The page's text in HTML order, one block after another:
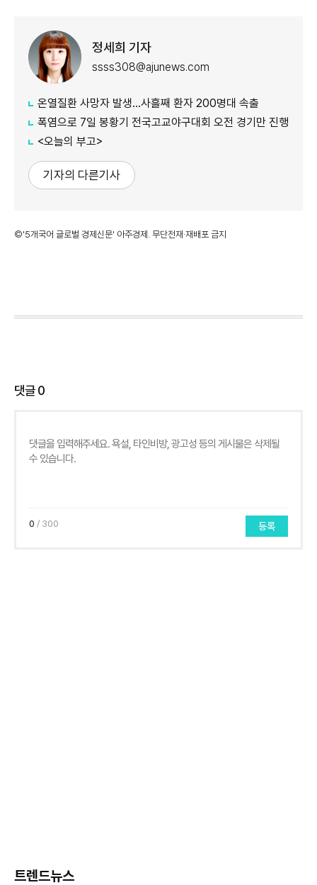
정세희 기자
ssss308@ajunews.com
온열질환 사망자 발생…사흘째 환자 200명대 속출
폭염으로 7일 봉황기 전국고교야구대회 오전 경기만 진행
<오늘의 부고>
기자의 다른기사
©'5개국어 글로벌 경제신문' 아주경제. 무단전재·재배포 금지
댓글0
0 / 300 등록
트렌드뉴스